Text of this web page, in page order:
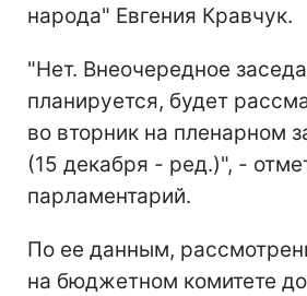
народа" Евгения Кравчук.
"Нет. Внеочередное
планируется, будет
во вторник на пленарном
(15 декабря - ред.)", -
парламентарий.
По ее данным,
на бюджетном комитете